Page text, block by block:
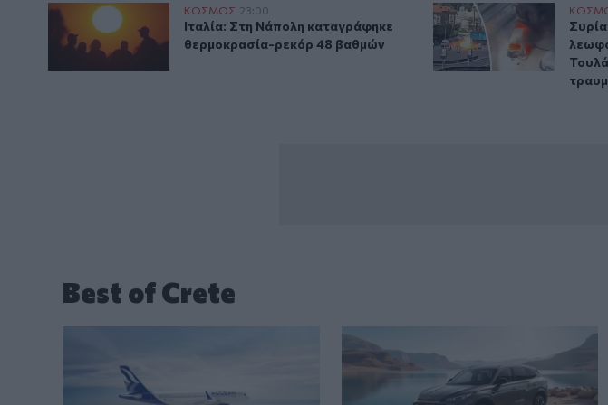
Ιταλία: Στη Νάπολη καταγράφηκε θερμοκρασία-ρεκόρ 48 βαθμών
ΚΟΣΜΟΣ 23:00
Ιταλία: Στη Νάπολη καταγράφηκε θερμοκρασία-ρεκόρ 48
Ιταλία: Στη Νάπολη καταγράφηκε
θερμοκρασία-ρεκόρ 48 βαθμών
Συρία: Βόμβα εξερράγη
Best of Crete